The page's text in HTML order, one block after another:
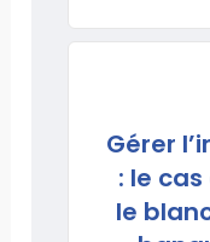
Gérer
: le
le